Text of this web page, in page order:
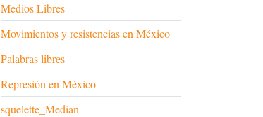
Medios Libres
Movimientos y resistencias en México
Palabras libres
Represión en México
squelette_Median